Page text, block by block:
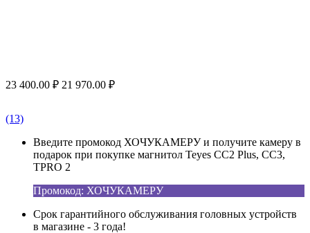
23 400.00 ₽ 21 970.00 ₽
(13)
Введите промокод ХОЧУКАМЕРУ и получите камеру в
подарок при покупке магнитол Teyes CC2 Plus, CC3,
TPRO 2
Промокод: ХОЧУКАМЕРУ
Срок гарантийного обслуживания головных устройств
в магазине - 3 года!